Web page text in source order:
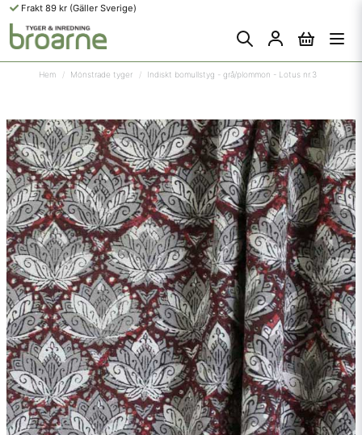
Frakt 89 kr (Gäller Sverige)
Hem Mönstrade tyger Indiskt bomullstyg - grå/plommon - Lotus nr.3